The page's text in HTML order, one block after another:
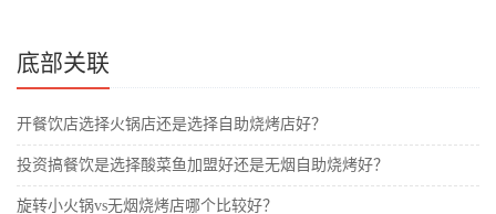
底部关联
开餐饮店选择火锅店还是选择自助烧烤店好？
投资搞餐饮是选择酸菜鱼加盟好还是无烟自助烧烤好？
旋转小火锅vs无烟烧烤店哪个比较好？